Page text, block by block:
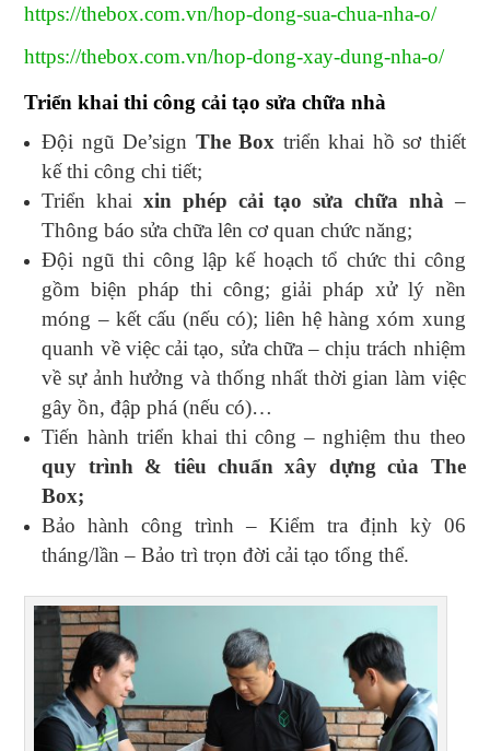
https://thebox.com.vn/hop-dong-sua-chua-nha-o/
https://thebox.com.vn/hop-dong-xay-dung-nha-o/
Triển khai thi công cải tạo sửa chữa nhà
Đội ngũ De’sign The Box triển khai hồ sơ thiết
kế thi công chi tiết;
Triển khaixin phép cải tạo sửa chữa nhà–
Thông báo sửa chữa lên cơ quan chức năng;
Đội ngũ thi công lập kế hoạch tổ chức thi công
gồm biện pháp thi công; giải pháp xử lý nền
móng – kết cấu (nếu có); liên hệ hàng xóm xung
quanh về việc cải tạo, sửa chữa – chịu trách nhiệm
về sự ảnh hưởng và thống nhất thời gian làm việc
gây ồn, đập phá (nếu có)…
Tiến hành triển khai thi công – nghiệm thu theo
quy trình & tiêu chuẩn xây dựng của The
Box;
Bảo hành công trình – Kiểm tra định kỳ 06
tháng/lần – Bảo trì trọn đời cải tạo tổng thể.